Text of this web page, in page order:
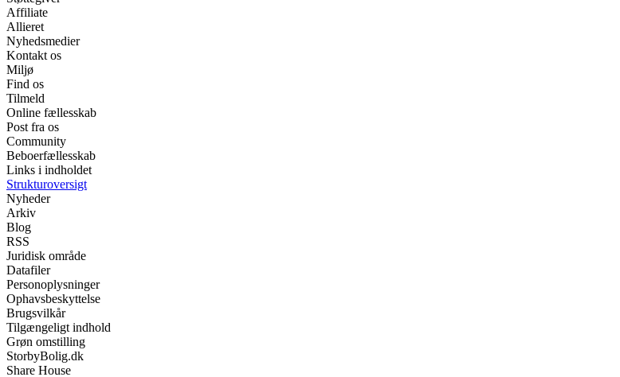
Affiliate
Allieret
Nyhedsmedier
Kontakt os
Miljø
Find os
Tilmeld
Online fællesskab
Post fra os
Community
Beboerfællesskab
Links i indholdet
Strukturoversigt
Nyheder
Arkiv
Blog
RSS
Juridisk område
Datafiler
Personoplysninger
Ophavsbeskyttelse
Brugsvilkår
Tilgængeligt indhold
Grøn omstilling
StorbyBolig.dk
Share House